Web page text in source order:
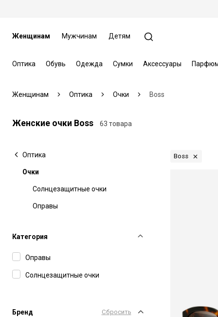
Женщинам Мужчинам Детям
Оптика Обувь Одежда Сумки Аксессуары
Женщинам Оптика Очки Boss
Женские очки Boss 63 товара
Оптика
Очки
Солнцезащитные очки
Оправы
Категория
Оправы
Солнцезащитные очки
Бренд Сбросить
Boss